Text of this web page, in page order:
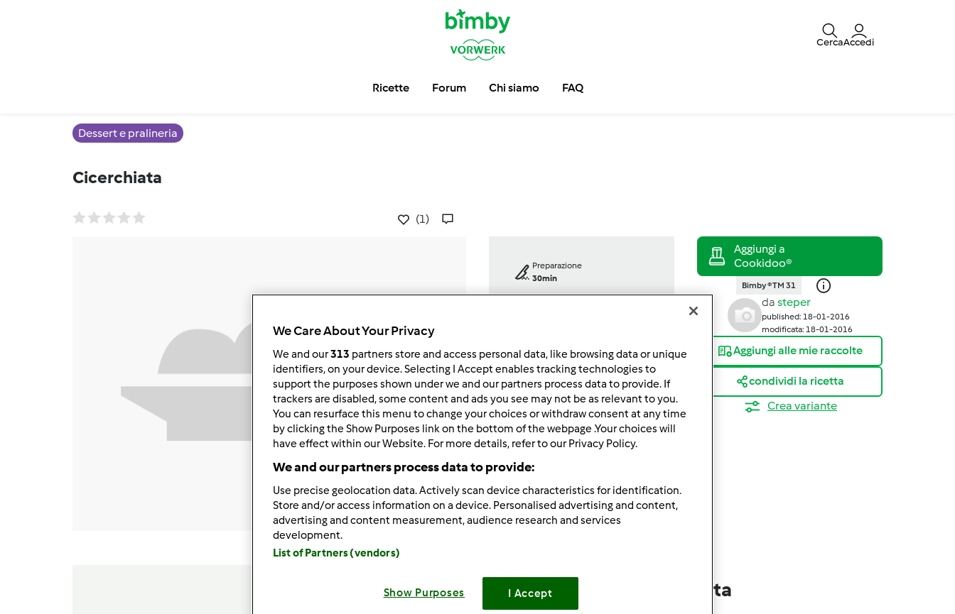
CercaAccedi
Ricette Forum Chi siamo FAQ
Dessert e pralineria
Cicerchiata
(1)
Preparazione
30min
30min
porzione/porzioni
medio
Bimby ® TM 31
da steper
published: 18-01-2016
modificata: 18-01-2016
Aggiungi alle mie raccolte
condividi la ricetta
Crea variante
Preparazione della ricetta
We Care About Your Privacy
We and our313 partners store and access personal data, like browsing data or unique
identifiers, on your device. Selecting I Accept enables tracking technologies to
support the purposes shown under we and our partners process data to provide. If
trackers are disabled, some content and ads you see may not be as relevant to you.
You can resurface this menu to change your choices or withdraw consent at any time
by clicking the Show Purposes link on the bottom of the webpage .Your choices will
have effect within our Website. For more details, refer to our Privacy Policy.
We and our partners process data to provide:
Use precise geolocation data. Actively scan device characteristics for identification.
Store and/or access information on a device. Personalised advertising and content,
advertising and content measurement, audience research and services
development.
List of Partners (vendors)
Show Purposes I Accept